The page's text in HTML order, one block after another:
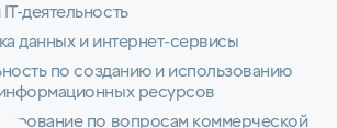
деятельность
данных и интернет-сервисы
по созданию и использованию
ресурсов
по вопросам коммерческой